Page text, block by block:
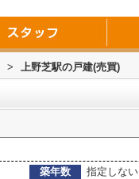
> 上野芝駅の戸建(売買)
築年数
指定しない